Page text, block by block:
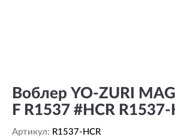
Воблер YO-ZURI
F R1537 #HCR R1537-
Артикул: R1537-HCR